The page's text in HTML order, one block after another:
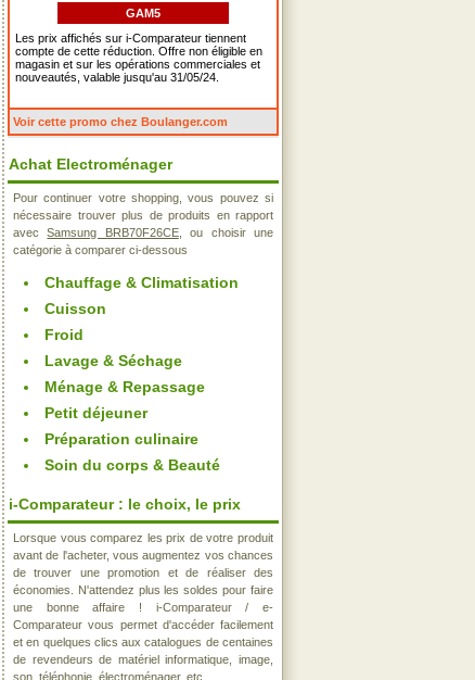
GAM5
Les prix affichés sur i-Comparateur tiennent
compte de cette réduction. Offre non éligible en
magasin et sur les opérations commerciales et
nouveautés, valable jusqu'au 31/05/24.
Voir cette promo chez Boulanger.com
Achat Electroménager
Pour continuer votre shopping, vous pouvez si
nécessaire trouver plus de produits en rapport
avecSamsung BRB70F26CE, ou choisir une
catégorie à comparer ci-dessous
Chauffage & Climatisation
Cuisson
Froid
Lavage & Séchage
Ménage & Repassage
Petit déjeuner
Préparation culinaire
Soin du corps & Beauté
i-Comparateur : le choix, le prix
Lorsque vous comparez les prix de votre produit
avant de l'acheter, vous augmentez vos chances
de trouver une promotion et de réaliser des
économies. N'attendez plus les soldes pour faire
une bonne affaire ! i-Comparateur / e-
Comparateur vous permet d'accéder facilement
et en quelques clics aux catalogues de centaines
de revendeurs de matériel informatique, image,
son, téléphonie, électroménager, etc..